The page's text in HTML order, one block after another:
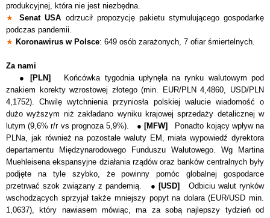
produkcyjnej, która nie jest niezbędna.
★
Senat USA odrzucił propozycję pakietu stymulującego gospodarkę
podczas pandemii.
★ Koronawirus w Polsce: 649 osób zarażonych, 7 ofiar śmiertelnych.
Za nami
●[PLN] Końcówka tygodnia upłynęła na rynku walutowym pod
znakiem korekty wzrostowej złotego (min. EUR/PLN 4,4860, USD/PLN
4,1752). Chwilę wytchnienia przyniosła polskiej walucie wiadomość o
dużo wyższym niż zakładano wyniku krajowej sprzedaży detalicznej w
lutym (9,6% r/r vs prognoza 5,9%). ● [MFW] Ponadto kojący wpływ na
PLNa, jak również na pozostałe waluty EM, miała wypowiedź dyrektora
departamentu Międzynarodowego Funduszu Walutowego. Wg Martina
Muehleisena ekspansyjne działania rządów oraz banków centralnych były
podjęte na tyle szybko, że powinny pomóc globalnej gospodarce
przetrwać szok związany z pandemią. ●[USD]Odbiciu walut rynków
wschodzących sprzyjał także mniejszy popyt na dolara (EUR/USD min.
1,0637), który nawiasem mówiąc, ma za sobą najlepszy tydzień od